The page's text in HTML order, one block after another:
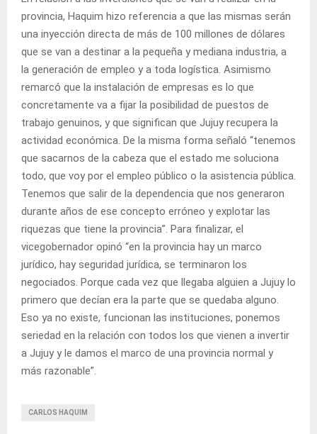
provincia, Haquim hizo referencia a que las mismas serán
una inyección directa de más de 100 millones de dólares
que se van a destinar a la pequeña y mediana industria, a
la generación de empleo y a toda logística. Asimismo
remarcó que la instalación de empresas es lo que
concretamente va a fijar la posibilidad de puestos de
trabajo genuinos, y que significan que Jujuy recupera la
actividad económica. De la misma forma señaló “tenemos
que sacarnos de la cabeza que el estado me soluciona
todo, que voy por el empleo público o la asistencia pública.
Tenemos que salir de la dependencia que nos generaron
durante años de ese concepto erróneo y explotar las
riquezas que tiene la provincia”. Para finalizar, el
vicegobernador opinó “en la provincia hay un marco
jurídico, hay seguridad jurídica, se terminaron los
negociados. Porque cada vez que llegaba alguien a Jujuy lo
primero que decían era la parte que se quedaba alguno.
Eso ya no existe, funcionan las instituciones, ponemos
seriedad en la relación con todos los que vienen a invertir
a Jujuy y le damos el marco de una provincia normal y
más razonable”.
CARLOS HAQUIM